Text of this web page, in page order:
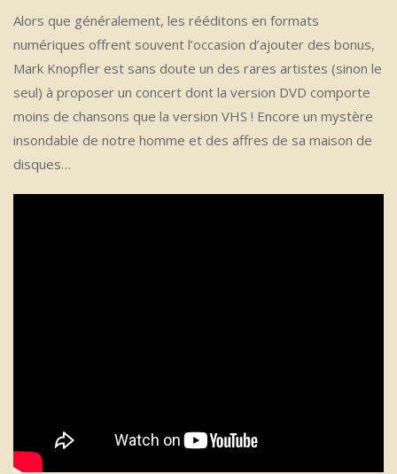
Alors que généralement, les rééditons en formats
numériques offrent souvent l’occasion d’ajouter des bonus,
Mark Knopfler est sans doute un des rares artistes (sinon le
seul) à proposer un concert dont la version DVD comporte
moins de chansons que la version VHS ! Encore un mystère
insondable de notre homme et des affres de sa maison de
disques…